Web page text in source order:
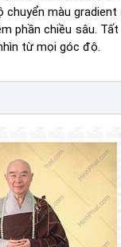
chuyển màu
phần chiều sâu.
từ mọi góc độ.